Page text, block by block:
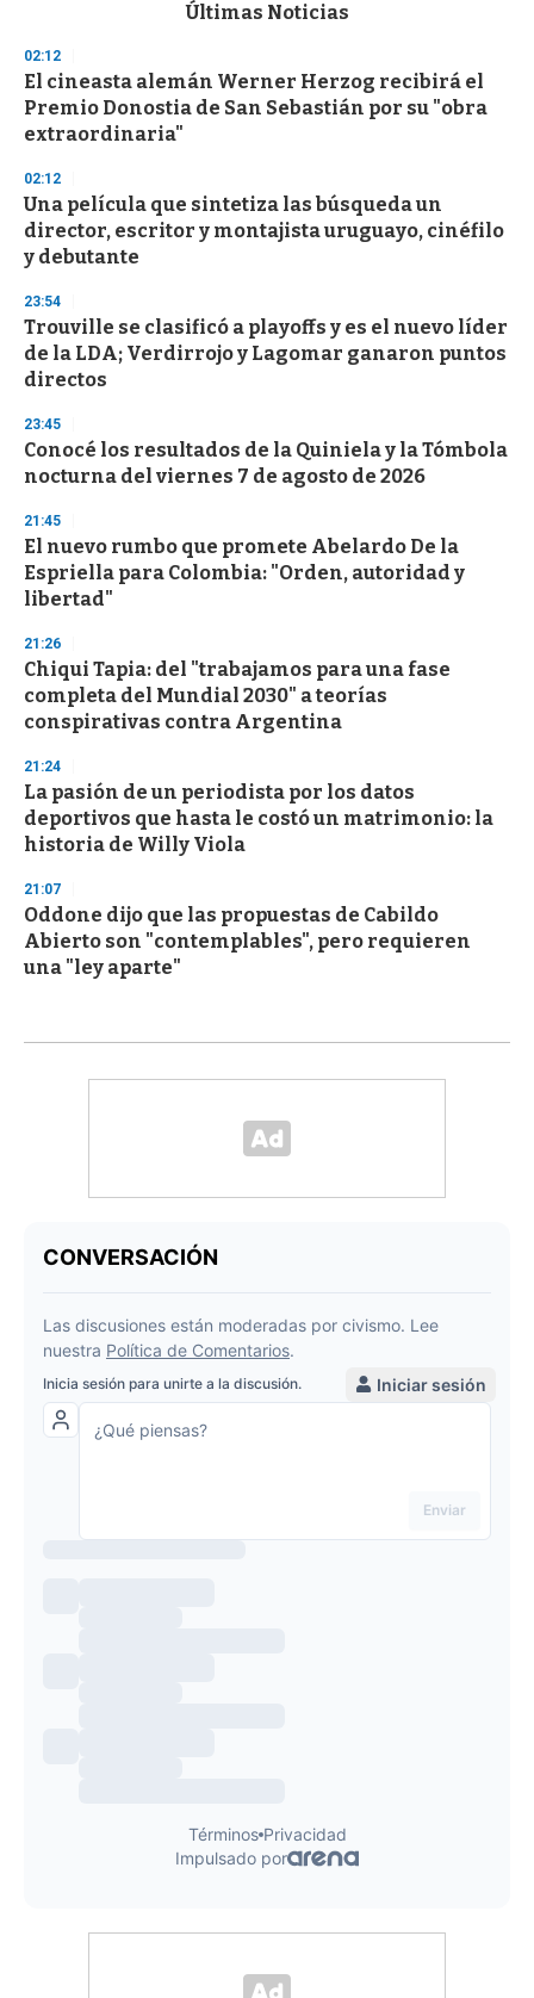
d
s
o
f
3
s
e
c
o
n
d
Últimas Noticias
02:12
El cineasta alemán Werner Herzog recibirá el
Premio Donostia de San Sebastián por su "obra
extraordinaria"
02:12
Una película que sintetiza las búsqueda un
director, escritor y montajista uruguayo, cinéfilo
y debutante
23:54
Trouville se clasificó a playoffs y es el nuevo líder
de la LDA; Verdirrojo y Lagomar ganaron puntos
directos
23:45
Conocé los resultados de la Quiniela y la Tómbola
nocturna del viernes 7 de agosto de 2026
21:45
El nuevo rumbo que promete Abelardo De la
Espriella para Colombia: "Orden, autoridad y
libertad"
21:26
Chiqui Tapia: del "trabajamos para una fase
completa del Mundial 2030" a teorías
conspirativas contra Argentina
21:24
La pasión de un periodista por los datos
deportivos que hasta le costó un matrimonio: la
historia de Willy Viola
21:07
Oddone dijo que las propuestas de Cabildo
Abierto son "contemplables", pero requieren
una "ley aparte"